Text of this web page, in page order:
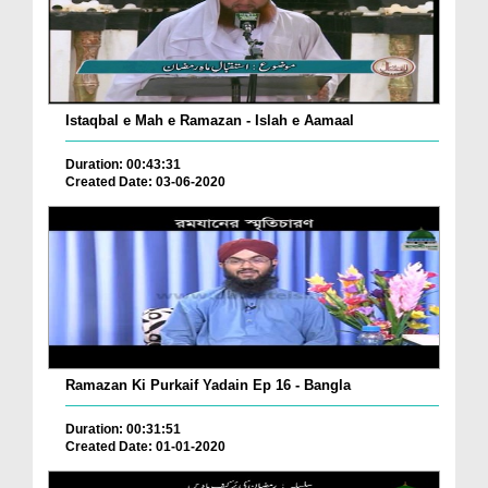
Istaqbal e Mah e Ramazan - Islah e Aamaal
Duration: 00:43:31
Created Date: 03-06-2020
Ramazan Ki Purkaif Yadain Ep 16 - Bangla
Duration: 00:31:51
Created Date: 01-01-2020